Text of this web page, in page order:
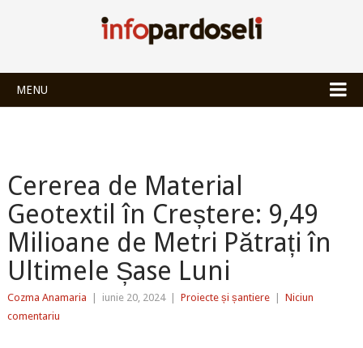
MENU
Cererea de Material
Geotextil în Creștere: 9,49
Milioane de Metri Pătrați în
Ultimele Șase Luni
Cozma Anamaria iunie 20, 2024 Proiecte și șantiere
Niciun
comentariu